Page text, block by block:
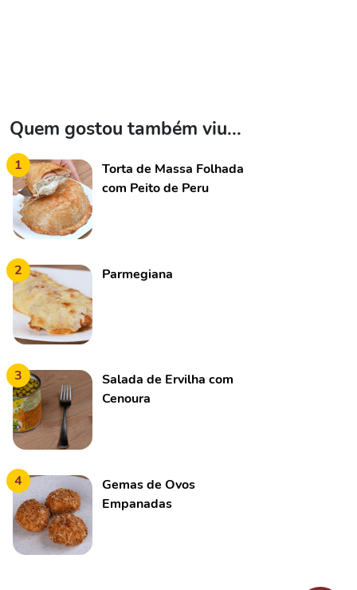
Quem gostou também viu...
1
Torta de Massa Folhada
com Peito de Peru
2 Parmegiana
3
Salada de Ervilha com
Cenoura
4
Gemas de Ovos
Empanadas